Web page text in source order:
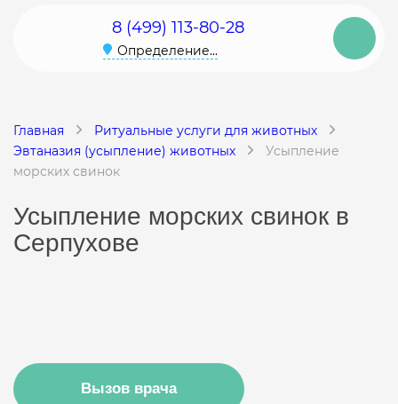
8 (499) 113-80-28
Определение...
Главная
Ритуальные услуги для животных
Эвтаназия (усыпление) животных
Усыпление
морских свинок
Усыпление морских свинок в
Серпухове
Вызов врача